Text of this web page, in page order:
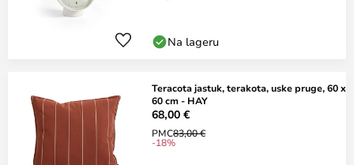
Na lageru
Teracota jastuk, terakota, uske pruge, 60 x
60 cm - HAY
68,00 €
PMC83,00 €
-18%